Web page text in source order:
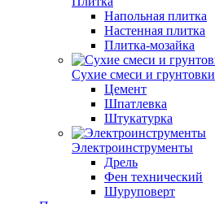
Напольная плитка
Настенная плитка
Плитка-мозайка
Сухие смеси и грунтовки
Цемент
Шпатлевка
Штукатурка
Электроинструменты
Дрель
Фен технический
Шуруповерт